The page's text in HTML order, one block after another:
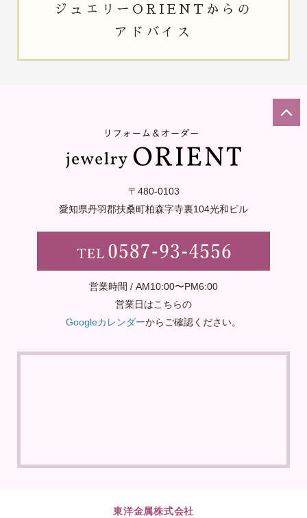
ジュエリー ORIENTからの
アドバイス
〒480-0103
愛知県丹羽郡扶桑町柏森字寺裏104光和ビル
営業時間 / AM10:00〜PM6:00
営業日はこちらの
Googleカレンダーからご確認ください。
東洋金属株式会社